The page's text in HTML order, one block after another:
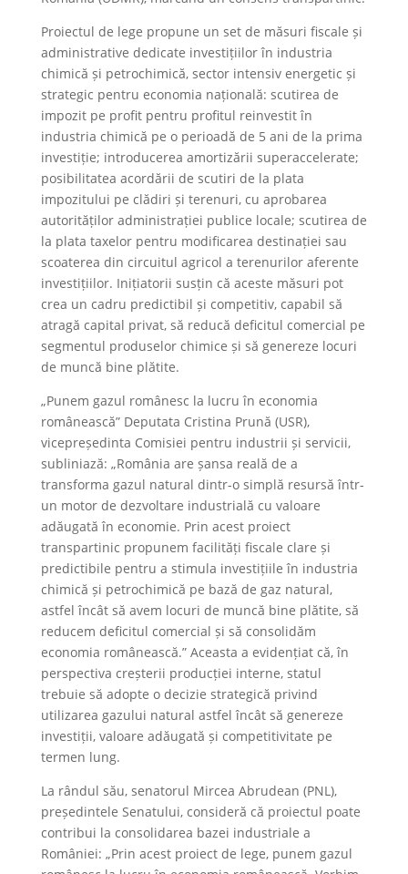
Proiectul de lege propune un set de măsuri fiscale și
administrative dedicate investițiilor în industria
chimică și petrochimică, sector intensiv energetic și
strategic pentru economia națională: scutirea de
impozit pe profit pentru profitul reinvestit în
industria chimică pe o perioadă de 5 ani de la prima
investiție; introducerea amortizării superaccelerate;
posibilitatea acordării de scutiri de la plata
impozitului pe clădiri și terenuri, cu aprobarea
autorităților administrației publice locale; scutirea de
la plata taxelor pentru modificarea destinației sau
scoaterea din circuitul agricol a terenurilor aferente
investițiilor. Inițiatorii susțin că aceste măsuri pot
crea un cadru predictibil și competitiv, capabil să
atragă capital privat, să reducă deficitul comercial pe
segmentul produselor chimice și să genereze locuri
de muncă bine plătite.
„Punem gazul românesc la lucru în economia
românească” Deputata Cristina Prună (USR),
vicepreședinta Comisiei pentru industrii și servicii,
subliniază: „România are șansa reală de a
transforma gazul natural dintr-o simplă resursă într-
un motor de dezvoltare industrială cu valoare
adăugată în economie. Prin acest proiect
transpartinic propunem facilități fiscale clare și
predictibile pentru a stimula investițiile în industria
chimică și petrochimică pe bază de gaz natural,
astfel încât să avem locuri de muncă bine plătite, să
reducem deficitul comercial și să consolidăm
economia românească.” Aceasta a evidențiat că, în
perspectiva creșterii producției interne, statul
trebuie să adopte o decizie strategică privind
utilizarea gazului natural astfel încât să genereze
investiții, valoare adăugată și competitivitate pe
termen lung.
La rândul său, senatorul Mircea Abrudean (PNL),
președintele Senatului, consideră că proiectul poate
contribui la consolidarea bazei industriale a
României: „Prin acest proiect de lege, punem gazul